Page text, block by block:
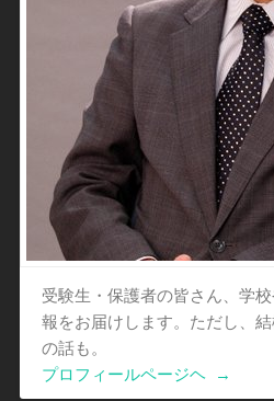
受験生・保護者の皆さん、学
報をお届けします。ただし、
の話も。
プロフィールページヘ
→